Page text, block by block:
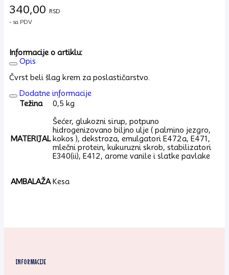
količina
340,00 RSD
- sa PDV
Informacije o artiklu:
Opis
Čvrst beli šlag krem za poslastičarstvo.
Dodatne informacije
Težina
0,5 kg
MATERIJAL
Šećer, glukozni sirup, potpuno
hidrogenizovano biljno ulje ( palmino jezgro,
kokos ), dekstroza, emulgatori E472a, E471,
mlečni protein, kukuruzni skrob, stabilizatori
E340(ii), E412, arome vanile i slatke pavlake
AMBALAŽA Kesa
INFORMACIJE